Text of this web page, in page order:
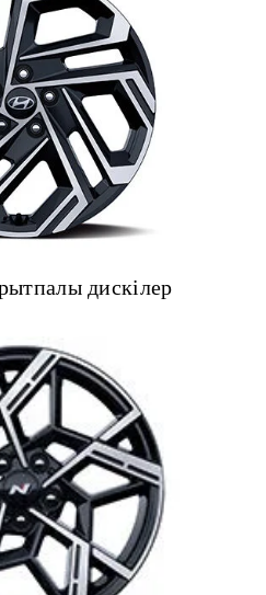
дискілер